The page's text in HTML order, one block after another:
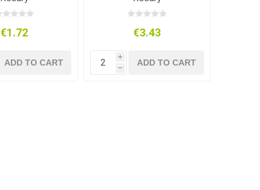
€1.72
ADD TO CART
€3.43
i
h
ADD TO CART